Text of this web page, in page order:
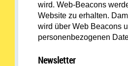
wird. Web-Beacons
Website zu erhalten.
wird über Web Beacons
personenbezogenen
Newsletter